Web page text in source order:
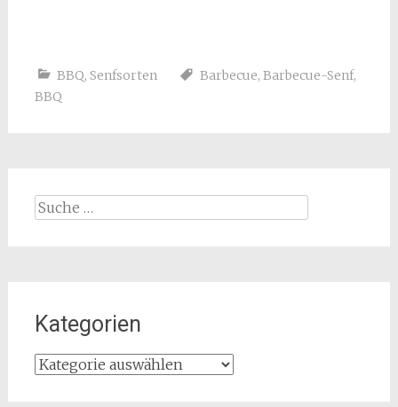
BBQ, Senfsorten Barbecue, Barbecue-Senf,
BBQ
Suche
nach:
Kategorien
Kategorien